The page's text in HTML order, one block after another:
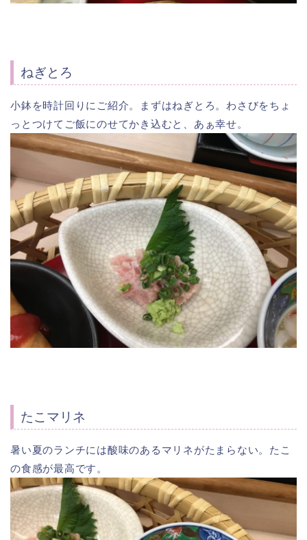
ねぎとろ
小鉢を時計回りにご紹介。まずはねぎとろ。わさびをちょ
っとつけてご飯にのせてかき込むと、あぁ幸せ。
たこマリネ
暑い夏のランチには酸味のあるマリネがたまらない。たこ
の食感が最高です。